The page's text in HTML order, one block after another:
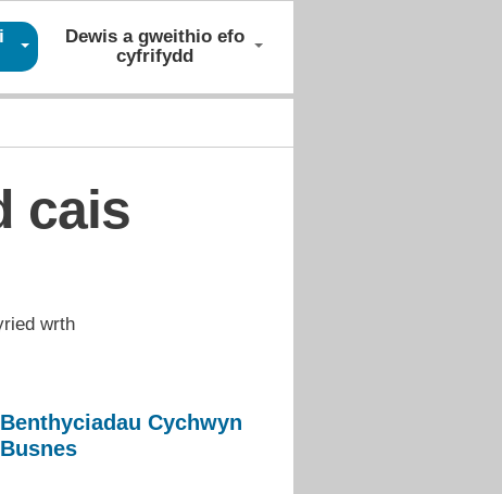
Dewis a gweithio efo
cyfrifydd
cais
wrth
Benthyciadau Cychwyn
Busnes